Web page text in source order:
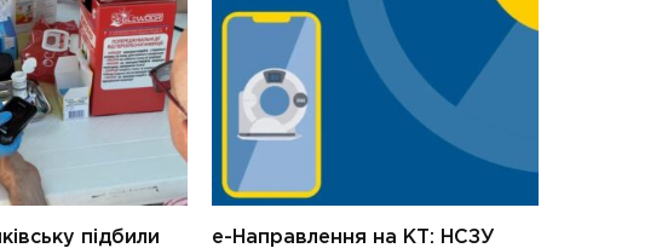
підбили
е-Направлення на КТ: НСЗУ